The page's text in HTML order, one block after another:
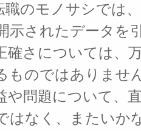
職のモノサシでは
示されたデータを
確さについては、
ものではありませ
や問題について、
はなく、またいか